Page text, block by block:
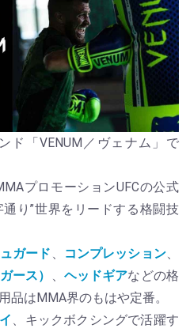
ド「VENUM／ヴェナム」で
プロモーションUFCの公式
り”世界をリードする格闘技
ガード コンプレッション、
ース） ヘッドギアなどの格
品はMMA界のもはや定番。
、キックボクシングで活躍す